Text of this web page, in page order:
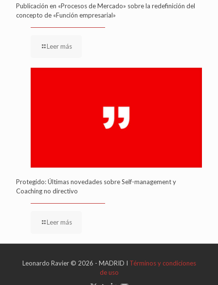
Publicación en «Procesos de Mercado» sobre la redefinición del
concepto de «Función empresarial»
Leer más
Protegido: Últimas novedades sobre Self-management y
Coaching no directivo
Leer más
Leonardo Ravier © 2026 - MADRID I Términos y condiciones
de uso